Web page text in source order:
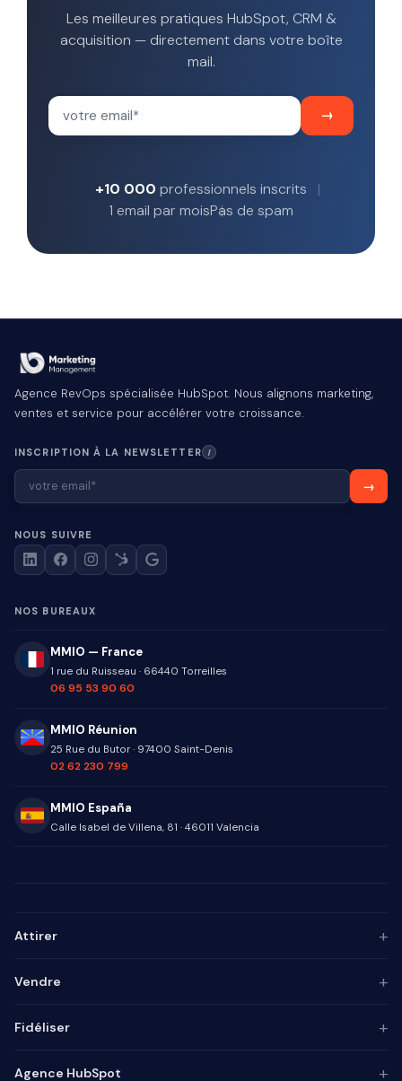
Les meilleures pratiques HubSpot, CRM &
acquisition — directement dans votre boîte
mail.
+10 000 professionnels inscrits
1 email par moisPas de spam
Agence RevOps spécialisée HubSpot. Nous alignons marketing,
ventes et service pour accélérer votre croissance.
INSCRIPTION À LA NEWSLETTER I
NOUS SUIVRE
NOS BUREAUX
MMIO — France
1 rue du Ruisseau · 66440 Torreilles
06 95 53 90 60
MMIO Réunion
25 Rue du Butor· 97400 Saint-Denis
02 62 230 799
MMIO España
Calle Isabel de Villena, 81 · 46011 Valencia
Attirer +
Marketing de contenu
Agence GEO
Lead generation
Vendre +
Alignement mktg-vente
Fidéliser +
Agence HubSpot +